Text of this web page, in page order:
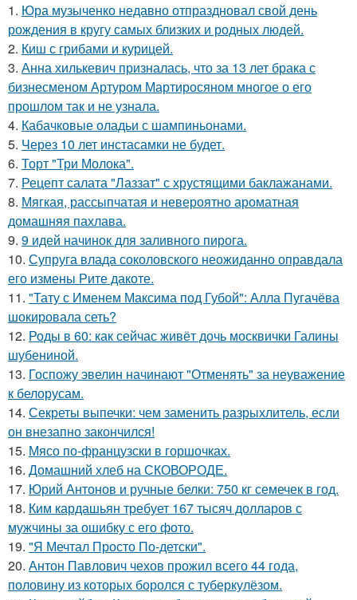
1. Юра музыченко недавно отпраздновал свой день
рождения в кругу самых близких и родных людей.
2. Киш с грибами и курицей.
3. Анна хилькевич призналась, что за 13 лет брака с
бизнесменом Артуром Мартиросяном многое о его
прошлом так и не узнала.
4. Кабачковые оладьи с шампиньонами.
5. Через 10 лет инстасамки не будет.
6. Торт "Три Молока".
7. Рецепт салата "Лаззат" с хрустящими баклажанами.
8. Мягкая, рассыпчатая и невероятно ароматная
домашняя пахлава.
9. 9 идей начинок для заливного пирога.
10. Супруга влада соколовского неожиданно оправдала
его измены Рите дакоте.
11. "Тату с Именем Максима под Губой": Алла Пугачёва
шокировала сеть?
12. Роды в 60: как сейчас живёт дочь москвички Галины
шубениной.
13. Госпожу эвелин начинают "Отменять" за неуважение
к белорусам.
14. Секреты выпечки: чем заменить разрыхлитель, если
он внезапно закончился!
15. Мясо по-французски в горшочках.
16. Домашний хлеб на СКОВОРОДЕ.
17. Юрий Антонов и ручные белки: 750 кг семечек в год.
18. Ким кардашьян требует 167 тысяч долларов с
мужчины за ошибку с его фото.
19. "Я Мечтал Просто По-детски".
20. Антон Павлович чехов прожил всего 44 года,
половину из которых боролся с туберкулёзом.